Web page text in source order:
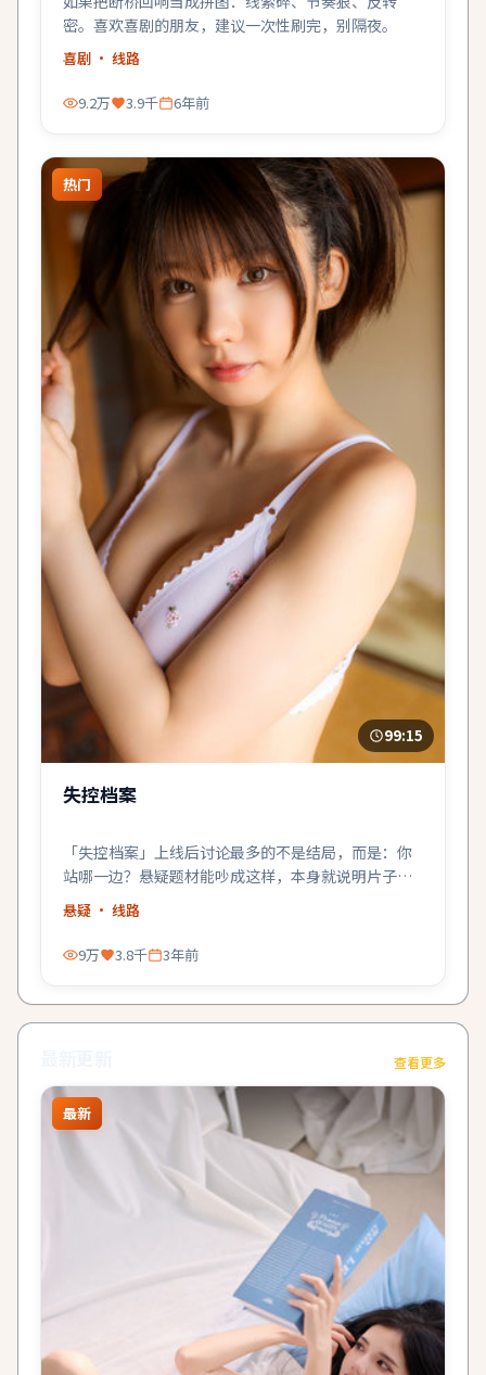
密。喜欢喜剧的朋友，建议一次性刷完，别隔夜。
喜剧 · 线路
9.2万 3.9千 6年前
热门
99:15
失控档案
「失控档案」上线后讨论最多的不是结局，而是：你
站哪一边？悬疑题材能吵成这样，本身就说明片子成
了。
悬疑 · 线路
9万 3.8千 3年前
查看更多
最新